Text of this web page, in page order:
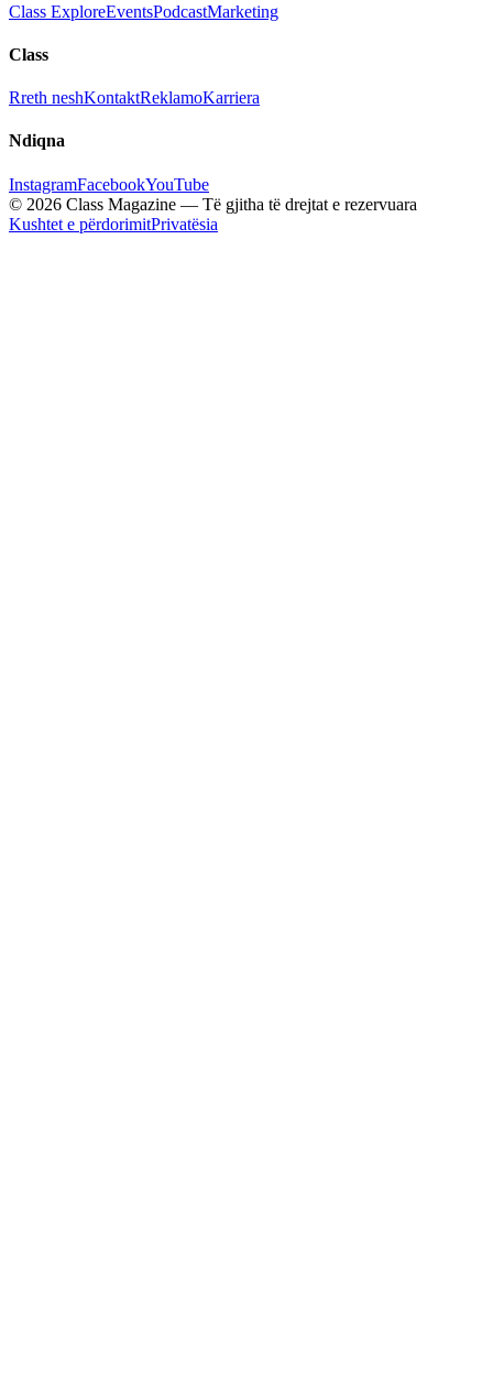
Class ExploreEventsPodcastMarketing
Class
Rreth neshKontaktReklamoKarriera
Ndiqna
InstagramFacebookYouTube
© 2026 Class Magazine — Të gjitha të drejtat e rezervuara
Kushtet e përdorimitPrivatësia